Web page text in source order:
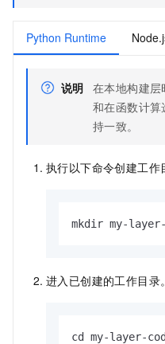
Python Runtime
说明 在本地构建层
和在函数计算
持一致。
执行以下命令创建工作
mkdir my-
进入已创建的工作目录。
cd my-layer-